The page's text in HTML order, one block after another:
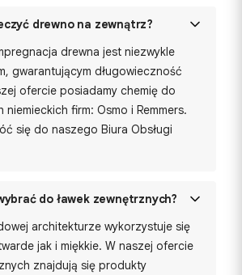
drewno na zewnątrz?
drewna jest niezwykle
gwarantującym długowieczność
ofercie posiadamy chemię do
firm: Osmo i Remmers.
się do naszego Biura Obsługi
do ławek zewnętrznych?
architekturze wykorzystuje się
jak i miękkie. W naszej ofercie
znajdują się produkty